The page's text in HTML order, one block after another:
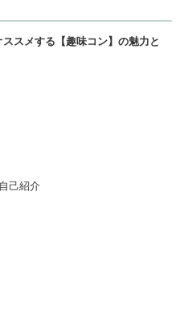
スメする【趣味コン】の魅力と
己紹介